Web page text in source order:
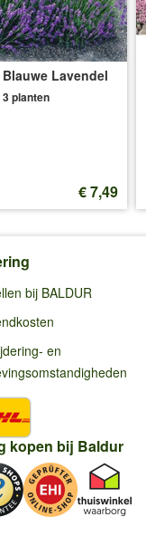
Blauwe Lavendel
3 planten
€ 7,49
bij BALDUR
en
kopen bij Baldur